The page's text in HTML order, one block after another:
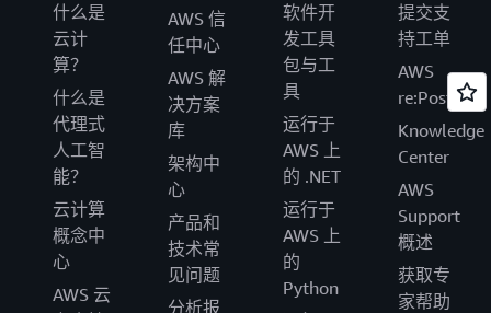
什么是
云计
算？
什么是
代理式
人工智
能？
云计算
概念中
心
AWS 云
AWS 信
任中心
AWS 解
决方案
库
架构中
心
产品和
技术常
见问题
分析报
软件开
发工具
包与工
具
运行于
AWS 上
的 .NET
运行于
AWS 上
的
Python
提交支
持工单
AWS
re:Post
Knowledge
Center
AWS
Support
概述
获取专
家帮助